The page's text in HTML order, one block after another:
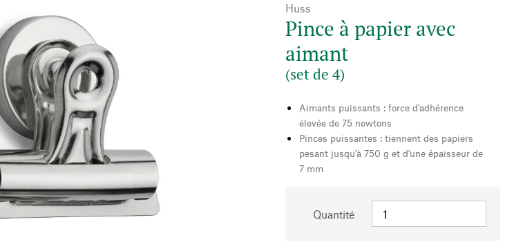
Huss
Pince à papier avec
aimant
(set de 4)
Aimants puissants : force d'adhérence
élevée de 75 newtons
Pinces puissantes : tiennent des papiers
pesant jusqu'à 750 g et d'une épaisseur de
7 mm
Quantité